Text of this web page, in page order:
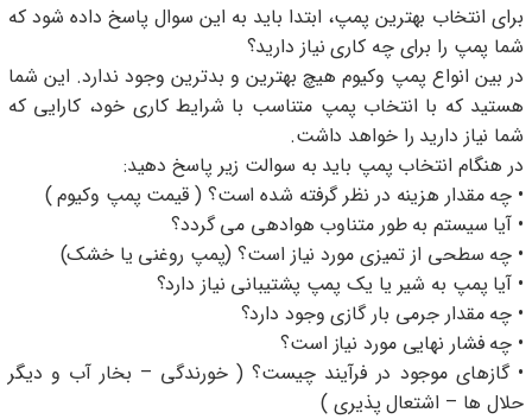
برای انتخاب بهترین پمپ، ابتدا باید به این سوال پاسخ داده شود که
شما پمپ را برای چه کاری نیاز دارید؟
در بین انواع پمپ وکیوم هیچ بهترین و بدترین وجود ندارد. این شما
هستید که با انتخاب پمپ متناسب با شرایط کاری خود، کارایی که
شما نیاز دارید را خواهد داشت.
در هنگام انتخاب پمپ باید به سوالت زیر پاسخ دهید:
• چه مقدار هزینه در نظر گرفته شده است؟ ( قیمت پمپ وکیوم )
• آیا سیستم به طور متناوب هوادهی می گردد؟
• چه سطحی از تمیزی مورد نیاز است؟ (پمپ روغنی یا خشک)
• آیا پمپ به شیر یا یک پمپ پشتیبانی نیاز دارد؟
• چه مقدار جرمی بار گازی وجود دارد؟
• چه فشار نهایی مورد نیاز است؟
• گازهای موجود در فرآیند چیست؟ ( خورندگی – بخار آب و دیگر
حلال ها – اشتعال پذیری )